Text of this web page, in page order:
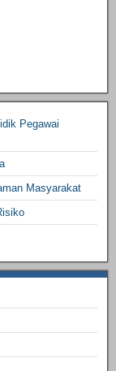
Pegawai
Masyarakat